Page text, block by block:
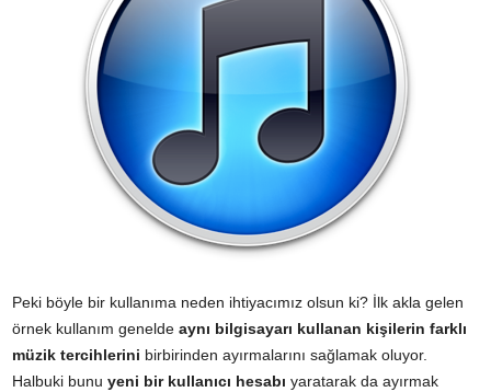
Peki böyle bir kullanıma neden ihtiyacımız olsun ki? İlk akla gelen
örnek kullanım genelde aynı bilgisayarı kullanan kişilerin farklı
müzik tercihlerini birbirinden ayırmalarını sağlamak oluyor.
Halbuki bunu yeni bir kullanıcı hesabı yaratarak da ayırmak